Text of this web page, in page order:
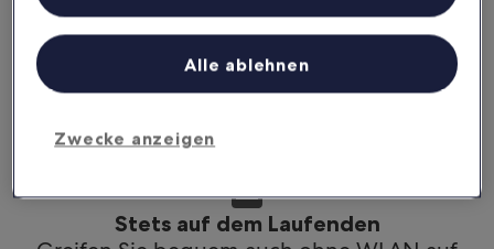
Noch mehr sparen
Sichern Sie sich Rabatte für ausgewählte
Stets auf dem Laufenden
Liste der Partner (Lieferanten)
Zwecke anzeigen
Alle ablehnen